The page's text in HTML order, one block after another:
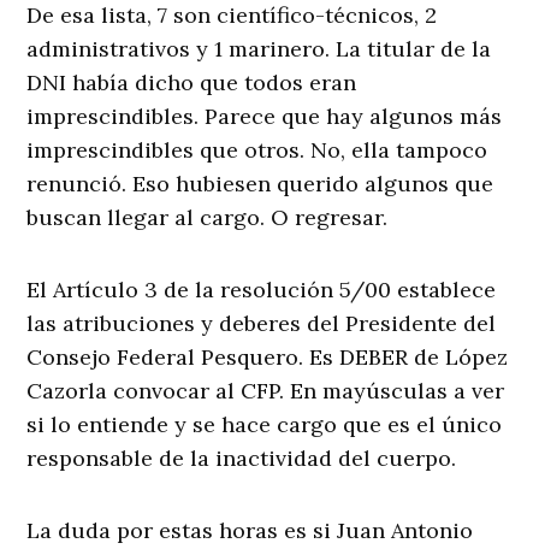
De esa lista, 7 son científico-técnicos, 2
administrativos y 1 marinero. La titular de la
DNI había dicho que todos eran
imprescindibles. Parece que hay algunos más
imprescindibles que otros. No, ella tampoco
renunció. Eso hubiesen querido algunos que
buscan llegar al cargo. O regresar.
El Artículo 3 de la resolución 5/00 establece
las atribuciones y deberes del Presidente del
Consejo Federal Pesquero. Es DEBER de López
Cazorla convocar al CFP. En mayúsculas a ver
si lo entiende y se hace cargo que es el único
responsable de la inactividad del cuerpo.
La duda por estas horas es si Juan Antonio